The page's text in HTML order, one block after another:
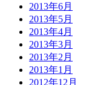
2013年6月
2013年5月
2013年4月
2013年3月
2013年2月
2013年1月
2012年12月